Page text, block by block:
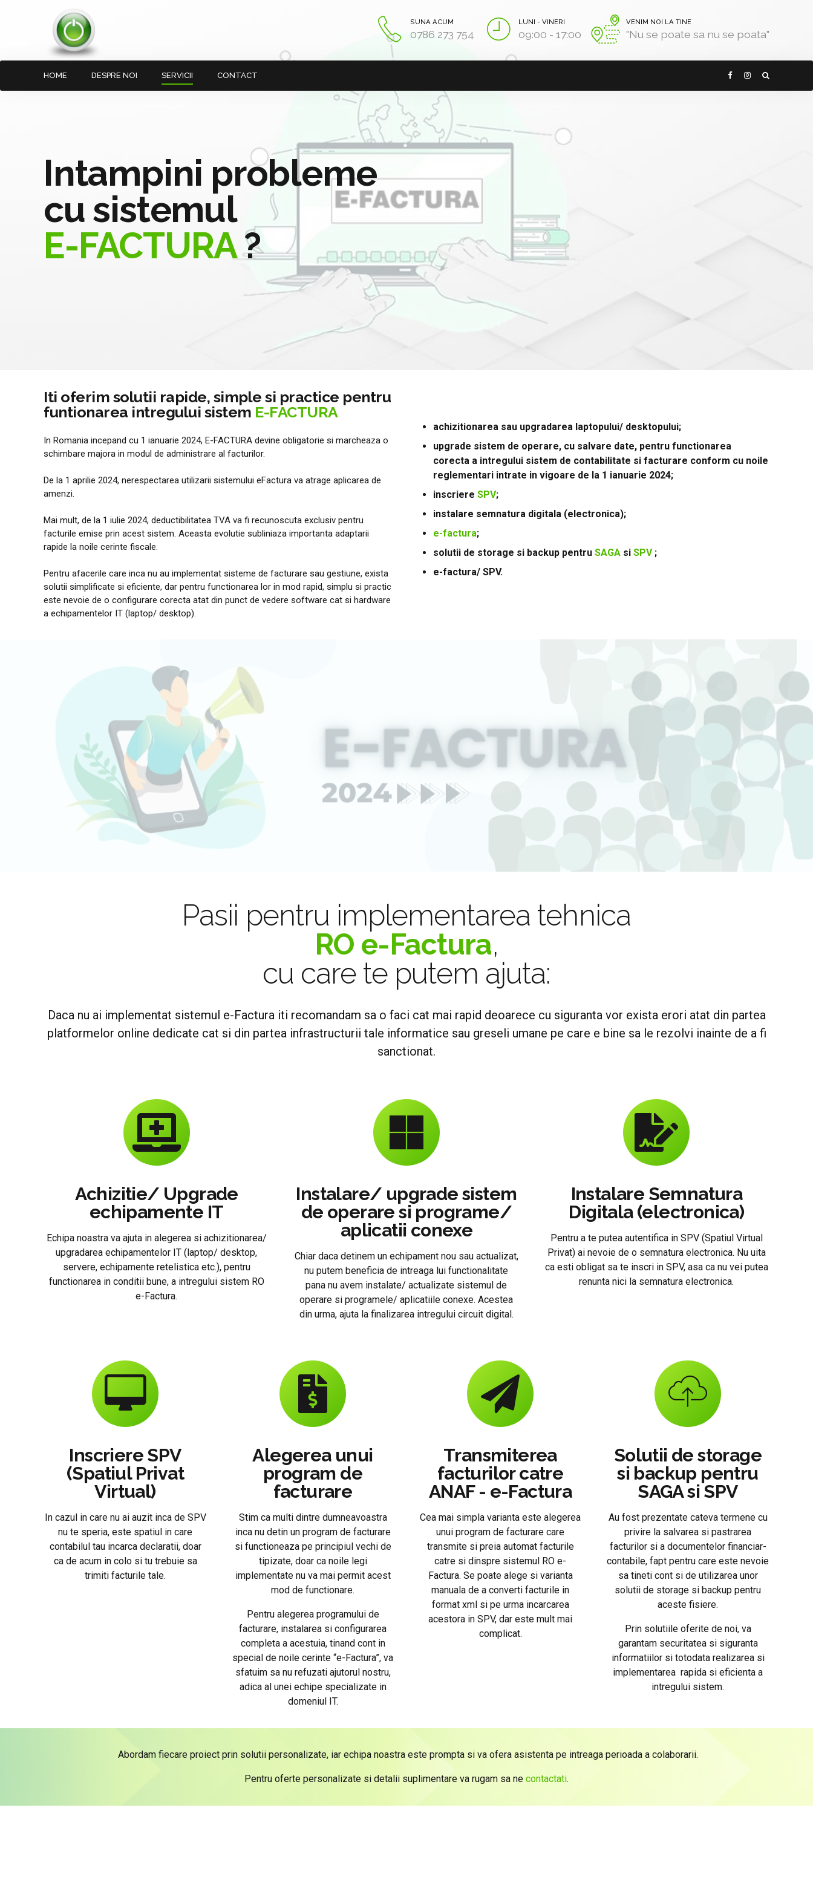
VENIM NOI LA TINE
"Nu se poate sa nu se poata"
LUNI - VINERI
09:00 - 17:00
SUNA ACUM
0786 273 754
HOME DESPRE NOI SERVICII CONTACT
Intampini probleme
cu sistemul
E-FACTURA?
Iti oferim solutii rapide, simple si practice pentru
funtionarea intregului sistem E-FACTURA
In Romania incepand cu 1 ianuarie 2024, E-FACTURA devine obligatorie si marcheaza o
schimbare majora in modul de administrare al facturilor.
De la 1 aprilie 2024, nerespectarea utilizarii sistemului eFactura va atrage aplicarea de
amenzi.
Mai mult, de la 1 iulie 2024, deductibilitatea TVA va fi recunoscuta exclusiv pentru
facturile emise prin acest sistem. Aceasta evolutie subliniaza importanta adaptarii
rapide la noile cerinte fiscale.
Pentru afacerile care inca nu au implementat sisteme de facturare sau gestiune, exista
solutii simplificate si eficiente, dar pentru functionarea lor in mod rapid, simplu si practic
este nevoie de o configurare corecta atat din punct de vedere software cat si hardware
a echipamentelor IT (laptop/ desktop).
achizitionarea sau upgradarea laptopului/ desktopului;
upgrade sistem de operare, cu salvare date, pentru functionarea
corecta a intregului sistem de contabilitate si facturare conform cu noile
reglementari intrate in vigoare de la 1 ianuarie 2024;
inscriere SPV;
instalare semnatura digitala (electronica);
e-factura;
solutii de storage si backup pentru SAGA si SPV;
e-factura/ SPV.
Pasii pentru implementarea tehnica
RO e-Factura,
cu care te putem ajuta:
Daca nu ai implementat sistemul e-Factura iti recomandam sa o faci cat mai rapid deoarece cu siguranta vor exista erori atat din partea
platformelor online dedicate cat si din partea infrastructurii tale informatice sau greseli umane pe care e bine sa le rezolvi inainte de a fi
sanctionat.
Achizitie/ Upgrade
echipamente IT
Echipa noastra va ajuta in alegerea si achizitionarea/
upgradarea echipamentelor IT (laptop/ desktop,
servere, echipamente retelistica etc.), pentru
functionarea in conditii bune, a intregului sistem RO
e-Factura.
Instalare/ upgrade sistem
de operare si programe/
aplicatii conexe
Chiar daca detinem un echipament nou sau actualizat,
nu putem beneficia de intreaga lui functionalitate
pana nu avem instalate/ actualizate sistemul de
operare si programele/ aplicatiile conexe. Acestea
din urma, ajuta la finalizarea intregului circuit digital.
Instalare Semnatura
Digitala (electronica)
Pentru a te putea autentifica in SPV (Spatiul Virtual
Privat) ai nevoie de o semnatura electronica. Nu uita
ca esti obligat sa te inscri in SPV, asa ca nu vei putea
renunta nici la semnatura electronica.
Inscriere SPV
(Spatiul Privat
Virtual)
In cazul in care nu ai auzit inca de SPV
nu te speria, este spatiul in care
contabilul tau incarca declaratii, doar
ca de acum in colo si tu trebuie sa
trimiti facturile tale.
Alegerea unui
program de
facturare
Stim ca multi dintre dumneavoastra
inca nu detin un program de facturare
si functioneaza pe principiul vechi de
tipizate, doar ca noile legi
implementate nu va mai permit acest
mod de functionare.
Pentru alegerea programului de
facturare, instalarea si configurarea
completa a acestuia, tinand cont in
special de noile cerinte “e-Factura”, va
sfatuim sa nu refuzati ajutorul nostru,
adica al unei echipe specializate in
domeniul IT.
Transmiterea
facturilor catre
ANAF - e-Factura
Cea mai simpla varianta este alegerea
unui program de facturare care
transmite si preia automat facturile
catre si dinspre sistemul RO e-
Factura. Se poate alege si varianta
manuala de a converti facturile in
format xml si pe urma incarcarea
acestora in SPV, dar este mult mai
complicat.
Solutii de storage
si backup pentru
SAGA si SPV
Au fost prezentate cateva termene cu
privire la salvarea si pastrarea
facturilor si a documentelor financiar-
contabile, fapt pentru care este nevoie
sa tineti cont si de utilizarea unor
solutii de storage si backup pentru
aceste fisiere.
Prin solutiile oferite de noi, va
garantam securitatea si siguranta
informatiilor si totodata realizarea si
implementarea rapida si eficienta a
intregului sistem.
Abordam fiecare proiect prin solutii personalizate, iar echipa noastra este prompta si va ofera asistenta pe intreaga perioada a colaborarii.
Pentru oferte personalizate si detalii suplimentare va rugam sa ne contactati.